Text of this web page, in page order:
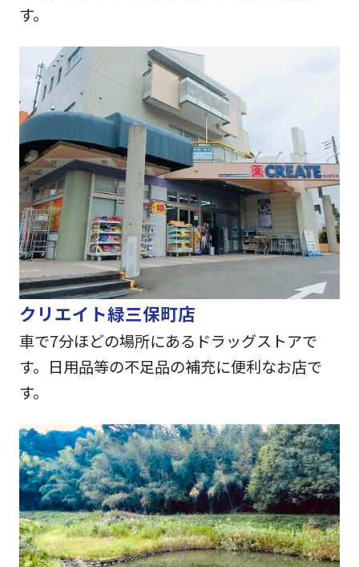
す。
クリエイト緑三保町店
車で7分ほどの場所にあるドラッグストアで
す。日用品等の不足品の補充に便利なお店で
す。